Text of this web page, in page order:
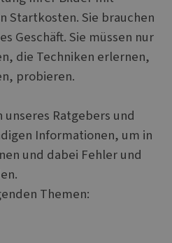
Startkosten. Sie brauchen
Geschäft. Sie müssen nur
die Techniken erlernen,
probieren.
Ratgebers und
Informationen, um in
und dabei Fehler und
Themen: